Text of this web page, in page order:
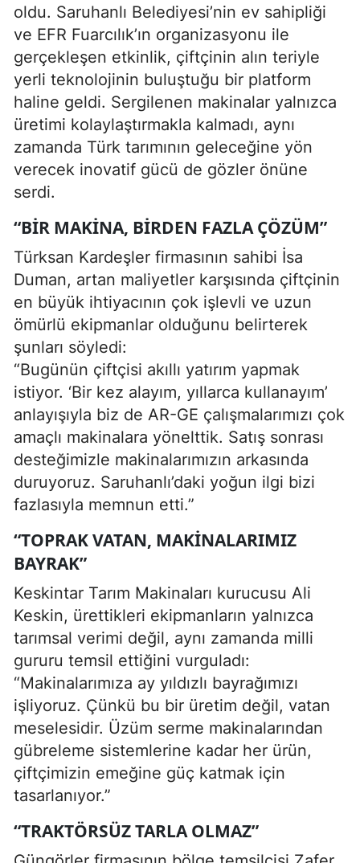
oldu. Saruhanlı Belediyesi’nin ev sahipliği
ve EFR Fuarcılık’ın organizasyonu ile
gerçekleşen etkinlik, çiftçinin alın teriyle
yerli teknolojinin buluştuğu bir platform
haline geldi. Sergilenen makinalar yalnızca
üretimi kolaylaştırmakla kalmadı, aynı
zamanda Türk tarımının geleceğine yön
verecek inovatif gücü de gözler önüne
serdi.
“BIR MAKINA, BIRDEN FAZLA ÇÖZÜM”
Türksan Kardeşler firmasının sahibi İsa
Duman, artan maliyetler karşısında çiftçinin
en büyük ihtiyacının çok işlevli ve uzun
ömürlü ekipmanlar olduğunu belirterek
şunları söyledi:
“Bugünün çiftçisi akıllı yatırım yapmak
istiyor. ‘Bir kez alayım, yıllarca kullanayım’
anlayışıyla biz de AR-GE çalışmalarımızı çok
amaçlı makinalara yönelttik. Satış sonrası
desteğimizle makinalarımızın arkasında
duruyoruz. Saruhanlı’daki yoğun ilgi bizi
fazlasıyla memnun etti.”
“TOPRAK VATAN, MAKINALARIMIZ
BAYRAK”
Keskintar Tarım Makinaları kurucusu Ali
Keskin, ürettikleri ekipmanların yalnızca
tarımsal verimi değil, aynı zamanda milli
gururu temsil ettiğini vurguladı:
“Makinalarımıza ay yıldızlı bayrağımızı
işliyoruz. Çünkü bu bir üretim değil, vatan
meselesidir. Üzüm serme makinalarından
gübreleme sistemlerine kadar her ürün,
çiftçimizin emeğine güç katmak için
tasarlanıyor.”
“TRAKTÖRSÜZ TARLA OLMAZ”